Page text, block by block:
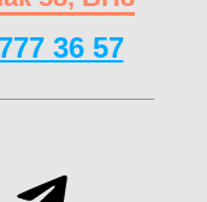
36 57